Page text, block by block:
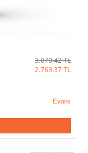
3.070,42 TL
2.763,37 TL
Evans